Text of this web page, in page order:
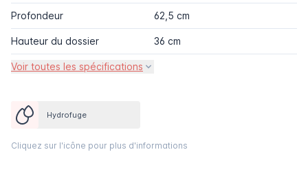
Profondeur 62,5 cm
Hauteur du dossier 36 cm
Voir toutes les spécifications
Hydrofuge
Cliquez sur l'icône pour plus d'informations